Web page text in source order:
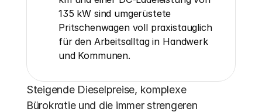
135 kW sind umgerüstete
Pritschenwagen voll praxistauglich
für den Arbeitsalltag in Handwerk
und Kommunen.
Steigende Dieselpreise, komplexe
Bürokratie und die immer strengeren